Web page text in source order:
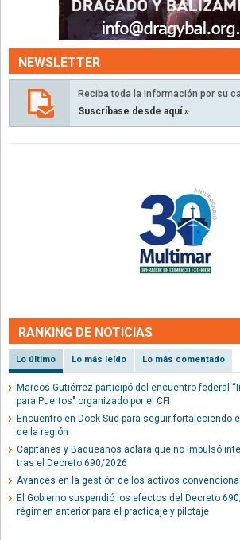
NEWSLETTER
Reciba toda la información por su
Suscríbase desde aquí »
RANKING DE NOTICIAS
Lo último Lo más leído Lo más comentado
Marcos Gutiérrez participó del encuentro federal
para Puertos" organizado por el CFI
Encuentro en Dock Sud para seguir fortaleciendo
de la región
Capitanes y Baqueanos aclara que no impulsó
tras el Decreto 690/2026
Avances en la gestión de los activos
El Gobierno suspendió los efectos del Decreto
régimen anterior para el practicaje y pilotaje